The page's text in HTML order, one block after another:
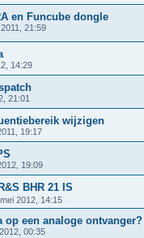
en Funcube dongle
21:59
14:29
21:01
wijzigen
19:17
19:09
BHR 21 IS
2012, 14:15
op een analoge ontvanger?
00:35